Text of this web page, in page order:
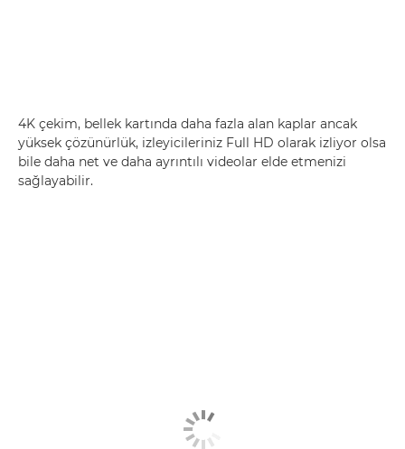
4K çekim, bellek kartında daha fazla alan kaplar ancak
yüksek çözünürlük, izleyicileriniz Full HD olarak izliyor olsa
bile daha net ve daha ayrıntılı videolar elde etmenizi
sağlayabilir.